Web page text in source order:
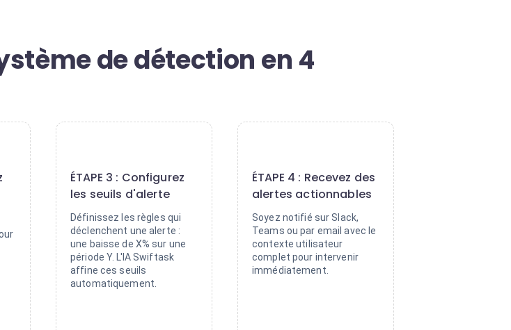
de détection en 4
ÉTAPE 3 : Configurez
les seuils d'alerte
Définissez les règles qui
déclenchent une alerte :
une baisse de X% sur une
période Y. L'IA Swiftask
affine ces seuils
automatiquement.
ÉTAPE 4 : Recevez des
alertes actionnables
Soyez notifié sur Slack,
Teams ou par email avec le
contexte utilisateur
complet pour intervenir
immédiatement.